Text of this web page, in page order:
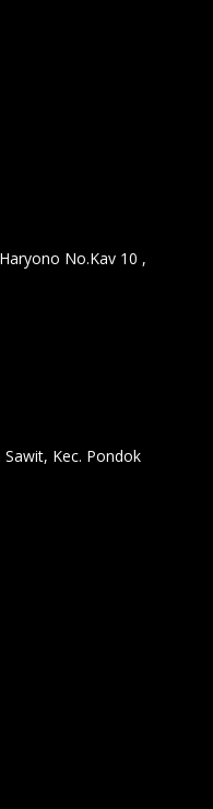
No.Kav 10 ,
Kec. Pondok